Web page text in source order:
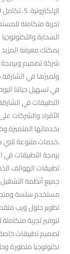
تجربة متكاملة
السحابة
يمكنك معرفة
شركة تصميم وبرمجة
وتميزها في
في تسهيل حياتنا
التطبيقات في
الأفراد والشركات
بخدماتها المتميزة
.خدمات متنوعة تلبي
برمجة التطبيقات
تطبيقات الهواتف
مستخدم سلسة
تطوير حلول ويب
لتوفير تجربة
تصميم تطبيقات خاصة
تكنولوجيا متطورة